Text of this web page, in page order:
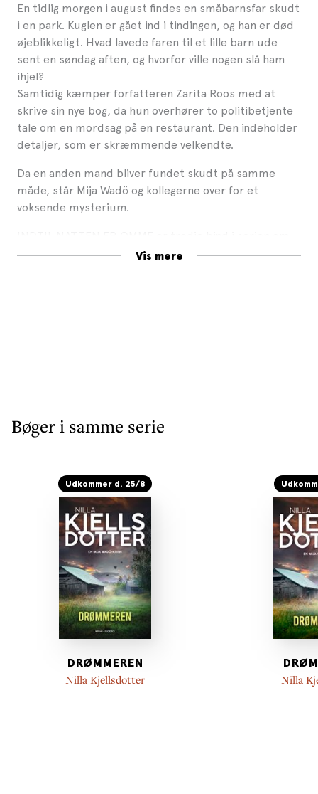
En tidlig morgen i august findes en småbarnsfar skudt
i en park. Kuglen er gået ind i tindingen, og han er død
øjeblikkeligt. Hvad lavede faren til et lille barn ude
sent en søndag aften, og hvorfor ville nogen slå ham
ihjel?
Samtidig kæmper forfatteren Zarita Roos med at
skrive sin nye bog, da hun overhører to politibetjente
tale om en mordsag på en restaurant. Den indeholder
detaljer, som er skræmmende velkendte.
Da en anden mand bliver fundet skudt på samme
måde, står Mija Wadö og kollegerne over for et
voksende mysterium.
kriminalassistent Mija Wadö og hendes kolleger hos
Vis mere
Bøger i samme serie
Udkommer d. 25/8
DRØMMEREN
Nilla Kjellsdotter Nilla